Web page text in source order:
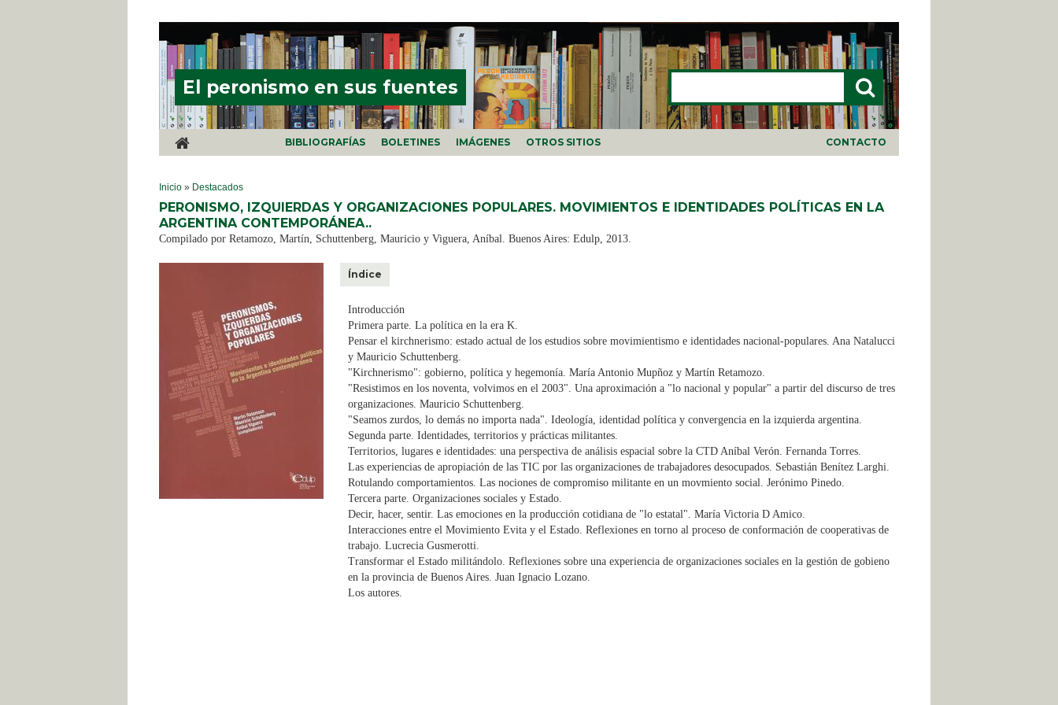
El peronismo en sus fuentes
Buscar
BIBLIOGRAFÍAS BOLETINES IMÁGENES OTROS SITIOS CONTACTO
SE ENCUENTRA USTED AQUÍ
Inicio » Destacados
PERONISMO, IZQUIERDAS Y ORGANIZACIONES POPULARES. MOVIMIENTOS E IDENTIDADES POLÍTICAS EN LA
ARGENTINA CONTEMPORÁNEA..
Compilado por Retamozo, Martín, Schuttenberg, Mauricio y Viguera, Aníbal. Buenos Aires: Edulp, 2013.
Índice
Introducción
Primera parte. La política en la era K.
Pensar el kirchnerismo: estado actual de los estudios sobre movimientismo e identidades nacional-populares. Ana Natalucci
y Mauricio Schuttenberg.
"Kirchnerismo": gobierno, política y hegemonía. María Antonio Mupñoz y Martín Retamozo.
"Resistimos en los noventa, volvimos en el 2003". Una aproximación a "lo nacional y popular" a partir del discurso de tres
organizaciones. Mauricio Schuttenberg.
"Seamos zurdos, lo demás no importa nada". Ideología, identidad política y convergencia en la izquierda argentina.
Segunda parte. Identidades, territorios y prácticas militantes.
Territorios, lugares e identidades: una perspectiva de análisis espacial sobre la CTD Aníbal Verón. Fernanda Torres.
Las experiencias de apropiación de las TIC por las organizaciones de trabajadores desocupados. Sebastián Benítez Larghi.
Rotulando comportamientos. Las nociones de compromiso militante en un movmiento social. Jerónimo Pinedo.
Tercera parte. Organizaciones sociales y Estado.
Decir, hacer, sentir. Las emociones en la producción cotidiana de "lo estatal". María Victoria D Amico.
Interacciones entre el Movimiento Evita y el Estado. Reflexiones en torno al proceso de conformación de cooperativas de
trabajo. Lucrecia Gusmerotti.
Transformar el Estado militándolo. Reflexiones sobre una experiencia de organizaciones sociales en la gestión de gobieno
en la provincia de Buenos Aires. Juan Ignacio Lozano.
Los autores.